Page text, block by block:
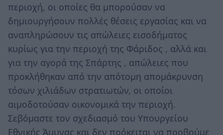
περιοχή, οι οποίες θα μπορούσαν να
δημιουργήσουν πολλές θέσεις εργασίας και να
αναπληρώσουν τις απώλειες εισοδήματος
κυρίως για την περιοχή της Φάριδος , αλλά και
για την αγορά της Σπάρτης , απώλειες που
προκλήθηκαν από την απότομη απομάκρυνση
τόσων χιλιάδων στρατιωτών, οι οποίοι
αιμοδοτούσαν οικονομικά την περιοχή.
Σεβόμαστε τον σχεδιασμό του Υπουργείου
Εθνικής Άμυνας και δεν πρόκειται να προβούμε